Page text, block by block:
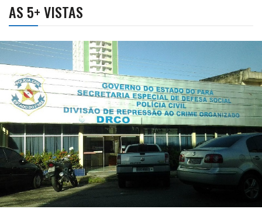
AS 5+ VISTAS